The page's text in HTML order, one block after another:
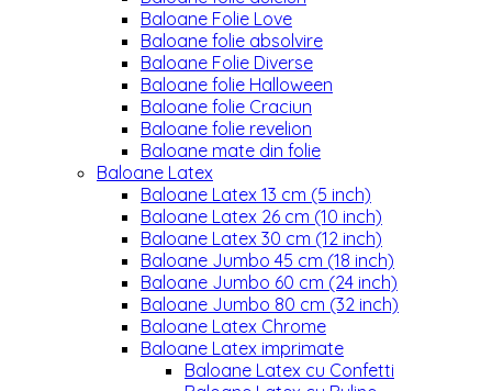
Baloane Folie Love
Baloane folie absolvire
Baloane Folie Diverse
Baloane folie Halloween
Baloane folie Craciun
Baloane folie revelion
Baloane mate din folie
Baloane Latex
Baloane Latex 13 cm (5 inch)
Baloane Latex 26 cm (10 inch)
Baloane Latex 30 cm (12 inch)
Baloane Jumbo 45 cm (18 inch)
Baloane Jumbo 60 cm (24 inch)
Baloane Jumbo 80 cm (32 inch)
Baloane Latex Chrome
Baloane Latex imprimate
Baloane Latex cu Confetti